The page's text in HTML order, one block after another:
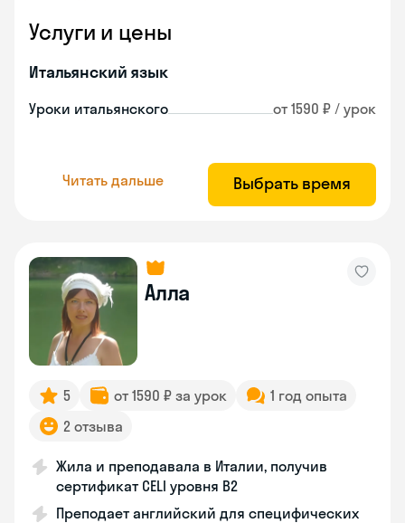
Услуги и цены
Итальянский язык
Уроки итальянского от 1590 ₽ / урок
Читать дальше Выбрать время
Алла
5 от 1590 ₽ за урок
1 год опыта
2 отзыва
Жила и преподавала в Италии, получив
сертификат CELI уровня В2
Преподает английский для специфических